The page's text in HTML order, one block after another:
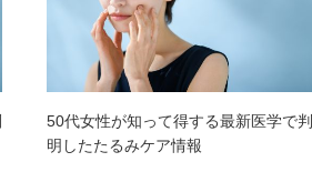
50代女性が知って得する最新医学で判
明したたるみケア情報